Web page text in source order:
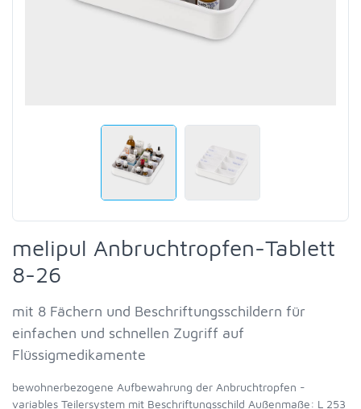
melipul Anbruchtropfen-Tablett
8-26
mit 8 Fächern und Beschriftungsschildern für
einfachen und schnellen Zugriff auf
Flüssigmedikamente
bewohnerbezogene Aufbewahrung der Anbruchtropfen -
variables Teilersystem mit Beschriftungsschild Außenmaße: L 253